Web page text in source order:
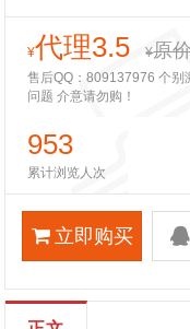
¥代理3.5 ¥原
售后QQ：809137976 个别
问题 介意请勿购！
953
累计浏览人次
立即购买